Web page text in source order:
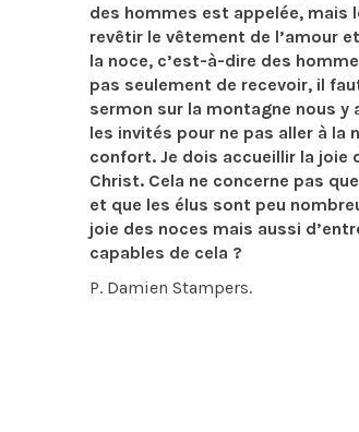
des hommes est appelée, mais
revêtir le vêtement de l’amour
la noce, c’est-à-dire des
pas seulement de recevoir, il
sermon sur la montagne nous
les invités pour ne pas aller à la
confort. Je dois accueillir la joie
Christ. Cela ne concerne pas
et que les élus sont peu
joie des noces mais aussi
capables de cela ?
P. Damien Stampers.